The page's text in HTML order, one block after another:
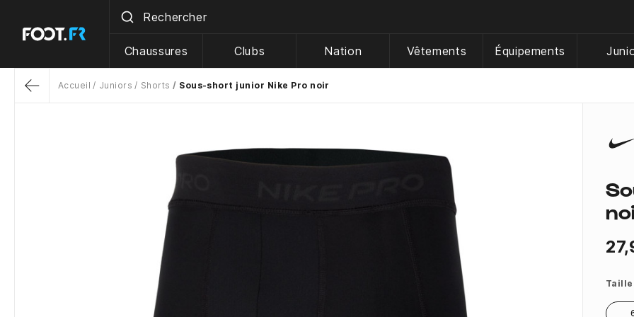
Chaussures Clubs Nation Vêtements Équipements
Accueil Juniors Shorts Sous-short junior Nike Pro noir
Taille